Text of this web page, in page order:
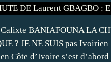
BANIAFOUNA LA
? JE NE SUIS pas
Côte d’Ivoire s’est